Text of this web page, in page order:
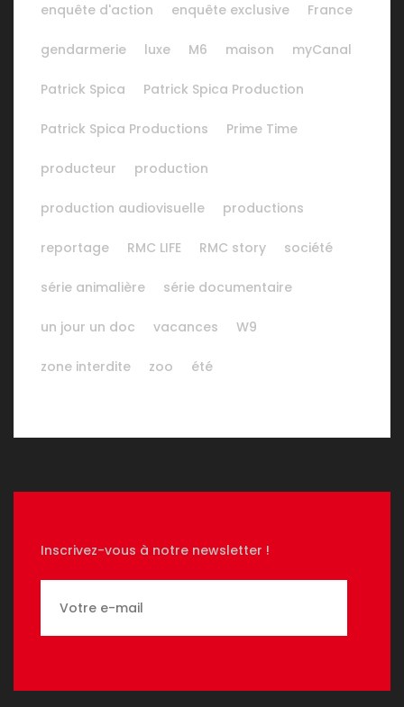
enquête d'action enquête exclusive France
gendarmerie luxe M6 maison myCanal
Patrick Spica Patrick Spica Production
Patrick Spica Productions Prime Time
producteur production
production audiovisuelle productions
reportage RMC LIFE RMC story société
série animalière série documentaire
un jour un doc vacances W9
zone interdite zoo été
Inscrivez-vous à notre newsletter !